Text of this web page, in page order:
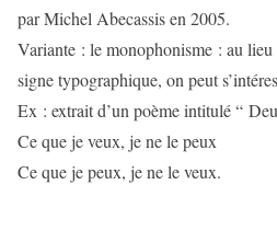
par Michel Abecassis en 2005.
Variante : le monophonisme : au
signe typographique, on peut
Ex : extrait d’un poème intitulé “
Ce que je veux, je ne le peux
Ce que je peux, je ne le veux.